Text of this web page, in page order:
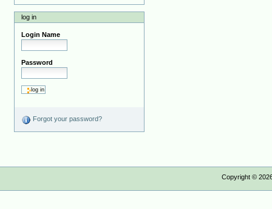
log in
Login Name
Password
Forgot your password?
Copyright ©